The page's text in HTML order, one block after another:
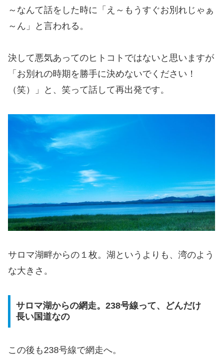
～なんて話をした時に「え～もうすぐお別れじゃぁ
～ん」と言われる。
決して悪気あってのヒトコトではないと思いますが
「お別れの時期を勝手に決めないでください！
（笑）」と、笑って話して再出発です。
サロマ湖畔からの１枚。湖というよりも、湾のよう
な大きさ。
サロマ湖からの網走。238号線って、どんだけ
長い国道なの
この後も238号線で網走へ。